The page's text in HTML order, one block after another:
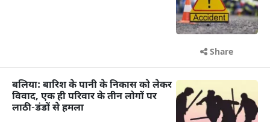
Share
बलिया: बारिश के पानी के निकास को लेकर
विवाद, एक ही परिवार के तीन लोगों पर
लाठी-डंडों से हमला